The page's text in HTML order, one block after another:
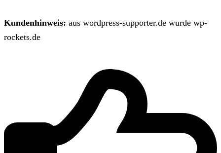
Kundenhinweis: aus wordpress-supporter.de wurde wp-
rockets.de